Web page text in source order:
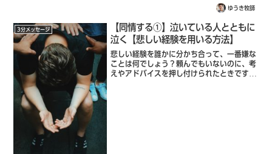
全な人よりも、問題のある人に惹かれ、一生
懸命その人としあわせになろうとするが、う
まくいかない。よかれと思って先輩の仕事
を...
ゆうき牧師
3分メッセージ
【同情する①】泣いている人とともに
泣く【悲しい経験を用いる方法】
悲しい経験を誰かに分かち合って、一番嫌な
ことは何でしょう？頼んでもいないのに、考
えやアドバイスを押し付けられたときです。